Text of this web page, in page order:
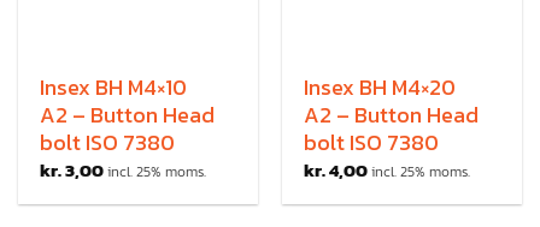
Insex BH M4×10
A2 – Button Head
bolt ISO 7380
kr.3,00incl. 25% moms.
Insex BH M4×20
A2 – Button Head
bolt ISO 7380
kr.4,00incl. 25% moms.